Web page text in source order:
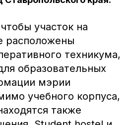
участок на
расположены
техникума,
образовательных
мэрии
учебного корпуса,
также